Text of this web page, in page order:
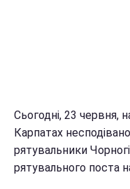
Сьогодні, 23 червня,
Карпатах
рятувальники
рятувального поста